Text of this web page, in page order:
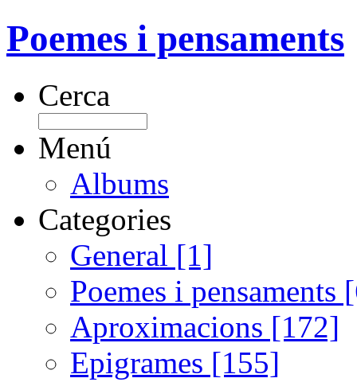
Poemes i pensaments
Cerca
Menú
Albums
Categories
General [1]
Poemes i pensaments
Aproximacions [172]
Epigrames [155]